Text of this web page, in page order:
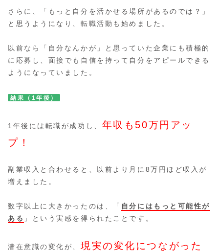
さらに、「もっと自分を活かせる場所があるのでは？」
と思うようになり、転職活動も始めました。
以前なら「自分なんかが」と思っていた企業にも積極的
に応募し、面接でも自信を持って自分をアピールできる
ようになっていました。
結果（1年後）
1年後には転職が成功し、 年収も50万円アッ
プ！
副業収入と合わせると、以前より月に8万円ほど収入が
増えました。
数字以上に大きかったのは、「
自分にはもっと可能性が
ある 」という実感を得られたことです。
潜在意識の変化が、現実の変化につながった